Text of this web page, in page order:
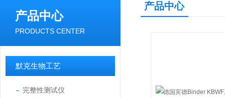
产品中心
PRODUCTS CENTER
默克生物工艺
完整性测试仪
产品中心